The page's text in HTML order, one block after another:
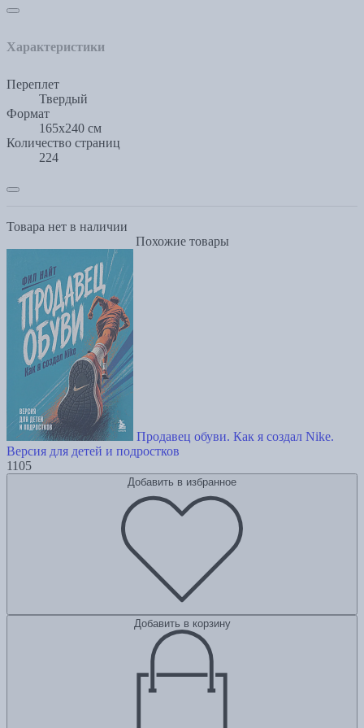
Характеристики
Переплет
Твердый
Формат
165x240 см
Количество страниц
224
Товара нет в наличии
Похожие товары
Продавец обуви. Как я создал Nike.
Версия для детей и подростков
1105
Добавить в избранное
Добавить в корзину